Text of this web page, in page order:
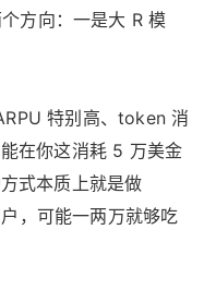
方向：一是大 R 模
特别高、token 消
在你这消耗 5 万美金
式本质上就是做
，可能一两万就够吃